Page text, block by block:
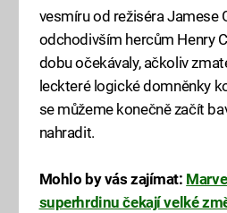
vesmíru od režiséra Jamese
odchodivším hercům Henry
dobu očekávaly, ačkoliv
leckteré logické domněnky
se můžeme konečně začít
nahradit.
Mohlo by vás zajímat:
superhrdinu čekají velké